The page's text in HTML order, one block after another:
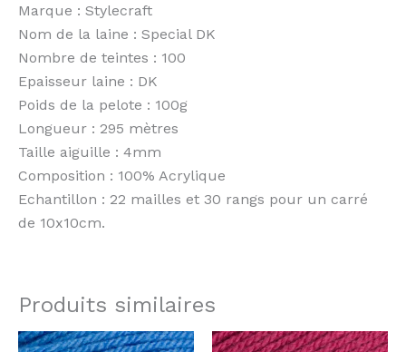
Marque : Stylecraft
Nom de la laine : Special DK
Nombre de teintes : 100
Epaisseur laine : DK
Poids de la pelote : 100g
Longueur : 295 mètres
Taille aiguille : 4mm
Composition : 100% Acrylique
Echantillon : 22 mailles et 30 rangs pour un carré
de 10x10cm.
Produits similaires